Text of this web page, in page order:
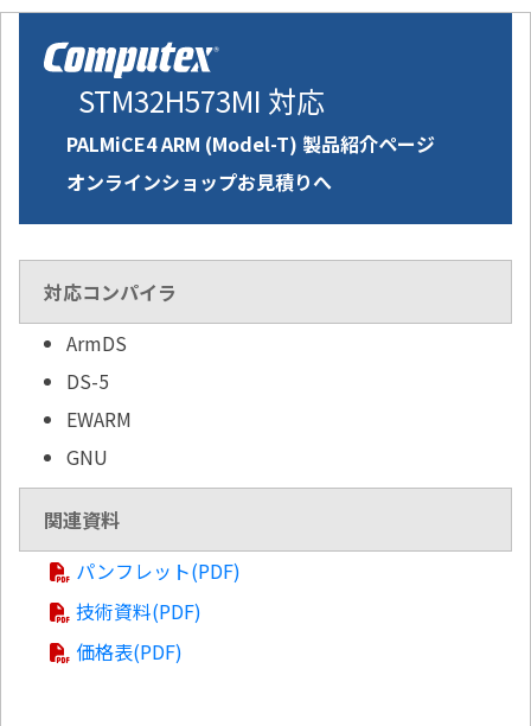
STM32H573MI 対応
PALMiCE4 ARM (Model-T) 製品紹介ページ
オンラインショップお見積りへ
対応コンパイラ
ArmDS
DS-5
EWARM
GNU
関連資料
パンフレット(PDF)
技術資料(PDF)
価格表(PDF)